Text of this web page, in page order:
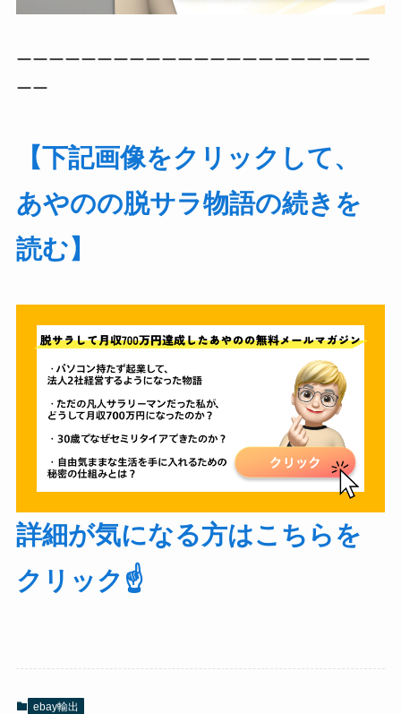
ーーーーーーーーーーーーーーーーーーーーーー
ーー
【下記画像をクリックして、
あやのの脱サラ物語の続きを
読む】
詳細が気になる方はこちらを
クリック☝️
ebay輸出